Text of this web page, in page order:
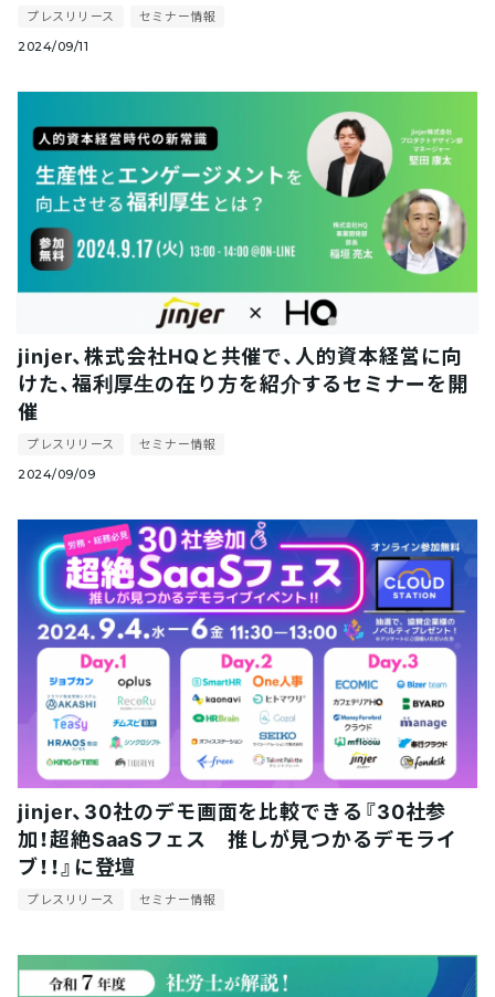
プレスリリース セミナー情報
2024/09/11
jinjer、株式会社HQと共催で、人的資本経営に向
けた、福利厚生の在り方を紹介するセミナーを開
催
プレスリリース セミナー情報
2024/09/09
jinjer、30社のデモ画面を比較できる『30社参
加！超絶SaaSフェス 推しが見つかるデモライ
ブ！！』に登壇
プレスリリース セミナー情報